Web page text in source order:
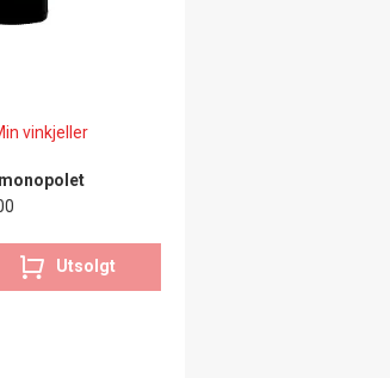
vinkjeller
Utsolgt